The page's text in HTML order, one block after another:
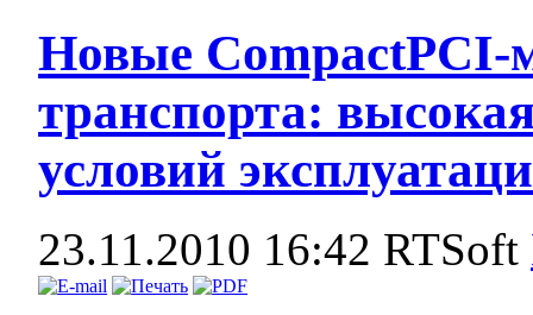
Новые CompactPCI-
транспорта:
условий
23.11.2010 16:42 RTSoft